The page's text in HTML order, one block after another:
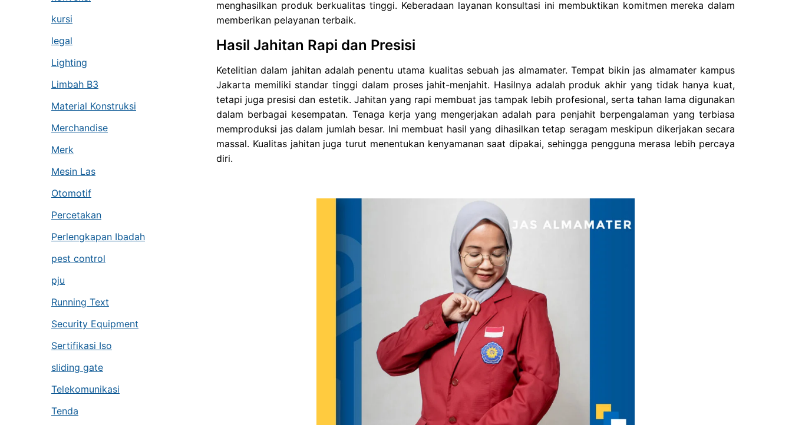
kursi
legal
Lighting
Limbah B3
Material Konstruksi
Merchandise
Merk
Mesin Las
Otomotif
Percetakan
Perlengkapan Ibadah
pest control
pju
Running Text
Security Equipment
Sertifikasi Iso
sliding gate
Telekomunikasi
Tenda
menghasilkan produk berkualitas tinggi. Keberadaan layanan konsultasi ini membuktikan komitmen mereka dalam
memberikan pelayanan terbaik.
Hasil Jahitan Rapi dan Presisi
Ketelitian dalam jahitan adalah penentu utama kualitas sebuah jas almamater. Tempat bikin jas almamater kampus
Jakarta memiliki standar tinggi dalam proses jahit-menjahit. Hasilnya adalah produk akhir yang tidak hanya kuat,
tetapi juga presisi dan estetik. Jahitan yang rapi membuat jas tampak lebih profesional, serta tahan lama digunakan
dalam berbagai kesempatan. Tenaga kerja yang mengerjakan adalah para penjahit berpengalaman yang terbiasa
memproduksi jas dalam jumlah besar. Ini membuat hasil yang dihasilkan tetap seragam meskipun dikerjakan secara
massal. Kualitas jahitan juga turut menentukan kenyamanan saat dipakai, sehingga pengguna merasa lebih percaya
diri.